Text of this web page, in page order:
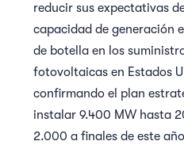
reducir sus expectativas
capacidad de generación
de botella en los
fotovoltaicas en Estados
confirmando el plan
instalar 9.400 MW hasta
2.000 a finales de este